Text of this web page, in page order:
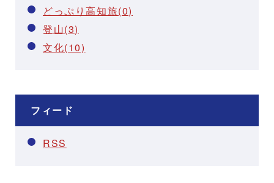
どっぷり高知旅(0)
登山(3)
文化(10)
フィード
RSS